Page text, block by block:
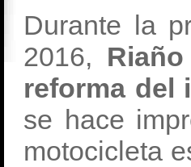
Durante la
2016,
reforma del
se hace
motocicleta